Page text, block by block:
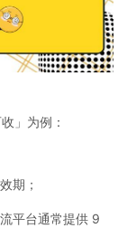
」为例：
期；
平台通常提供 9